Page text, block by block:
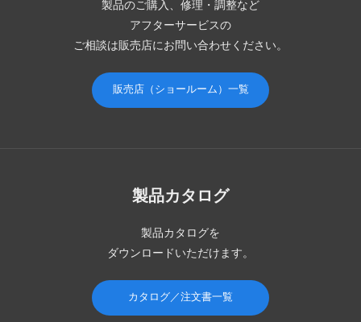
製品のご購入、修理・調整など
アフターサービスの
ご相談は販売店にお問い合わせください。
販売店（ショールーム）一覧
製品カタログ
製品カタログを
ダウンロードいただけます。
カタログ／注文書一覧